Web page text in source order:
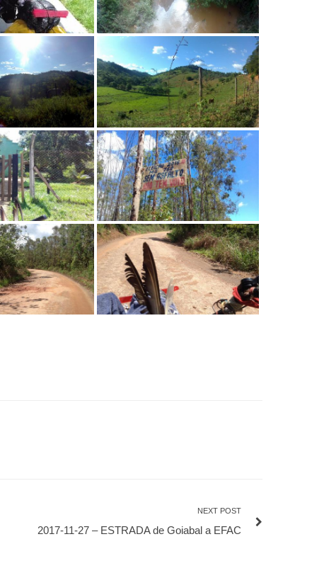
NEXT POST
2017-11-27 – ESTRADA de Goiabal a EFAC